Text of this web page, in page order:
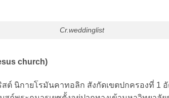
Cr.weddinglist
church)
ต์ นิกายโรมันคาทอลิก สังกัดเขตปกครองที่